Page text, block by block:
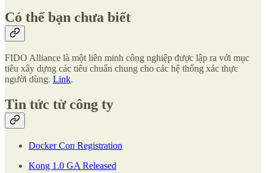
Có thể bạn chưa biết
FIDO Alliance là một liên minh công nghiệp được lập ra với mục
tiêu xây dựng các tiêu chuẩn chung cho các hệ thống xác thực
người dùng. Link.
Tin tức từ công ty
Docker Con Registration
Kong 1.0 GA Released